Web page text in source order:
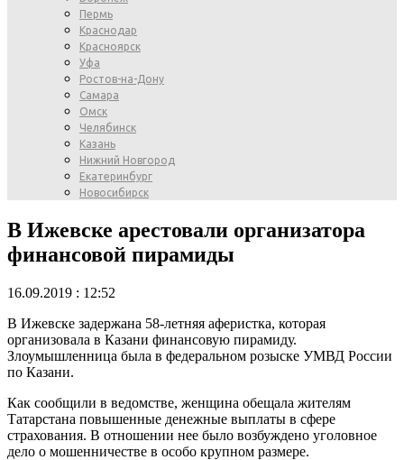
Пермь
Краснодар
Красноярск
Уфа
Ростов-на-Дону
Самара
Омск
Челябинск
Казань
Нижний Новгород
Екатеринбург
Новосибирск
В Ижевске арестовали организатора
финансовой пирамиды
16.09.2019 : 12:52
В Ижевске задержана 58-летняя аферистка, которая
организовала в Казани финансовую пирамиду.
Злоумышленница была в федеральном розыске УМВД России
по Казани.
Как сообщили в ведомстве, женщина обещала жителям
Татарстана повышенные денежные выплаты в сфере
страхования. В отношении нее было возбуждено уголовное
дело о мошенничестве в особо крупном размере.